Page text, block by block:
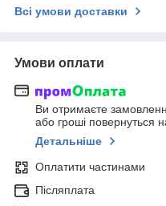
Всі умови доставки
Умови оплати
Ви отримаєте
або гроші повернуться
Детальніше
Оплатити частинами
Післяплата